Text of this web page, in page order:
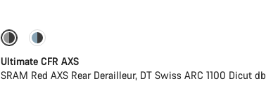
-13%
Ultimate CFR AXS
SRAM Red AXS Rear Derailleur, DT Swiss ARC 1100 Dicut db